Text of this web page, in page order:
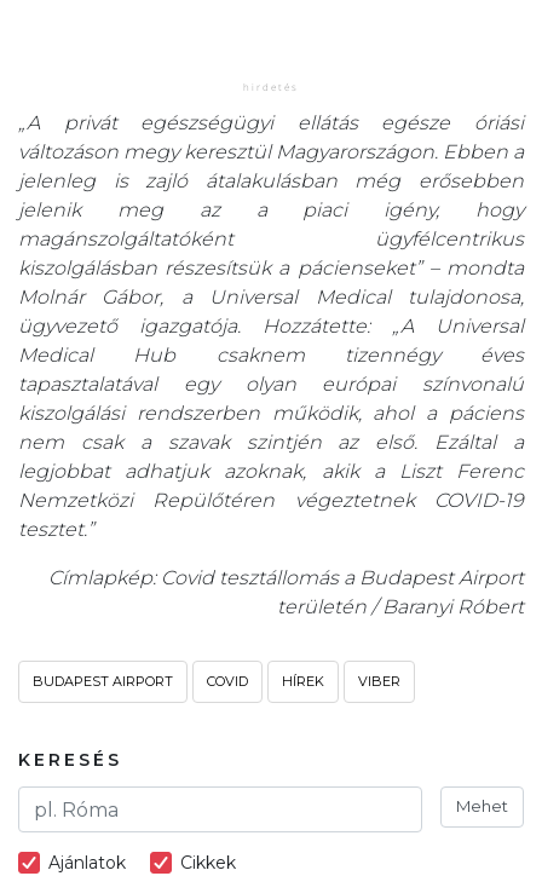
„A privát egészségügyi ellátás egésze óriási
változáson megy keresztül Magyarországon. Ebben a
jelenleg is zajló átalakulásban még erősebben
jelenik meg az a piaci igény, hogy
magánszolgáltatóként ügyfélcentrikus
kiszolgálásban részesítsük a pácienseket” – mondta
Molnár Gábor, a Universal Medical tulajdonosa,
ügyvezető igazgatója. Hozzátette: „A Universal
Medical Hub csaknem tizennégy éves
tapasztalatával egy olyan európai színvonalú
kiszolgálási rendszerben működik, ahol a páciens
nem csak a szavak szintjén az első. Ezáltal a
legjobbat adhatjuk azoknak, akik a Liszt Ferenc
Nemzetközi Repülőtéren végeztetnek COVID-19
tesztet.”
Címlapkép: Covid tesztállomás a Budapest Airport
területén / Baranyi Róbert
BUDAPEST AIRPORT COVID HÍREK VIBER
KERESÉS
Mehet
Ajánlatok Cikkek